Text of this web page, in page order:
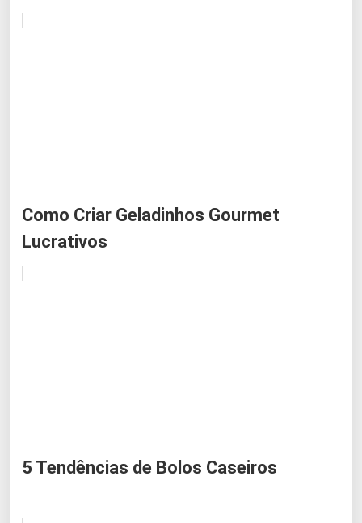
Como Criar Geladinhos Gourmet
Lucrativos
5 Tendências de Bolos Caseiros